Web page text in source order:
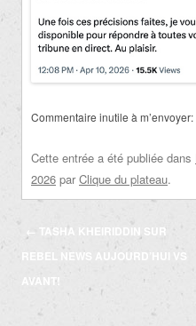
Commentaire inutile à
Cette entrée a été publiée dans
2026 par Clique du plateau.
Navigation
des
articles
← TASHA KHEIRIDDIN SUR
REBEL NEWS AUJOURD’HUI VS
AVANT!